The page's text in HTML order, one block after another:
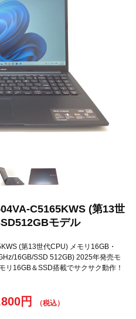
C5165KWS (第13世
モデル
(第13世代CPU) メモリ16GB・
16GB/SSD 512GB) 2025年発売モ
リ16GB＆SSD搭載でサクサク動作！
円